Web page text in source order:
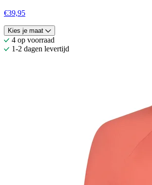
€39,95
Kies je maat
4 op voorraad
1-2 dagen levertijd